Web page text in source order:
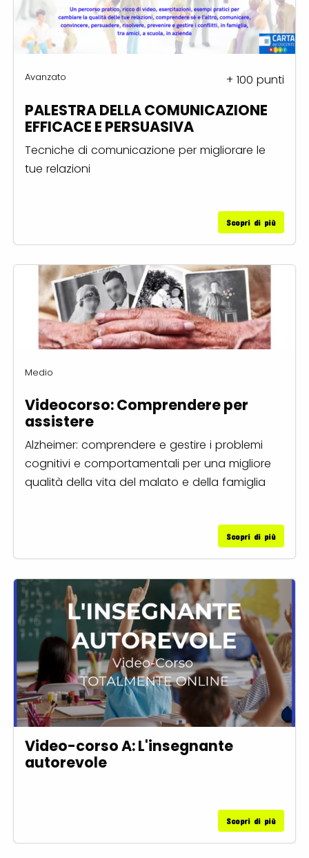
Avanzato + 100 punti
PALESTRA DELLA COMUNICAZIONE
EFFICACE E PERSUASIVA
Tecniche di comunicazione per migliorare le
tue relazioni
Scopri di più
Medio
Videocorso: Comprendere per
assistere
Alzheimer: comprendere e gestire i problemi
cognitivi e comportamentali per una migliore
qualità della vita del malato e della famiglia
Scopri di più
Video-corso A: L'insegnante
autorevole
Scopri di più